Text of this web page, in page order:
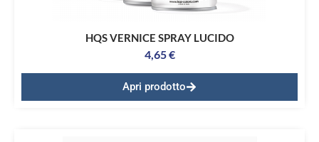
HQS VERNICE SPRAY LUCIDO
4,65€
Apri prodotto